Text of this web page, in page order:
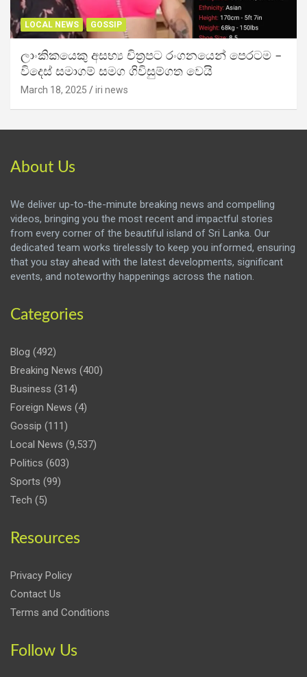
LOCAL NEWS GOSSIP
ලාංකිකයෙකු අසභ්‍ය චිත්‍රපට රංගනයෙන් පෙරටම –
විදෙස් සමාගම් සමග ගිවිසුම්ගත වෙයි
March 18, 2025 iri news
About Us
We deliver up-to-the-minute breaking news and compelling
videos, bringing you the most recent and impactful stories
from every corner of the beautiful island of Sri Lanka. Our
dedicated team works tirelessly to keep you informed, ensuring
that you stay ahead with the latest developments, significant
events, and noteworthy happenings across the nation.
Categories
Blog (492)
Breaking News (400)
Business (314)
Foreign News (4)
Gossip (111)
Local News (9,537)
Politics (603)
Sports (99)
Tech (5)
Resources
Privacy Policy
Contact Us
Terms and Conditions
Follow Us